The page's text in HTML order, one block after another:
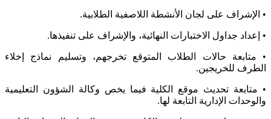
• الإشراف على لجان الأنشطة اللاصفية الطلابية.
• إعداد جداول الاختبارات النهائية، والإشراف على تنفيذها.
• متابعة حالات الطلاب المتوقع تخرجهم، وتسليم نماذج إخلاء
الطرف للخريجين.
• متابعة تحديث موقع الكلية فيما يخص وكالة الشؤون التعليمية
والوحدات الإدارية التابعة لها.